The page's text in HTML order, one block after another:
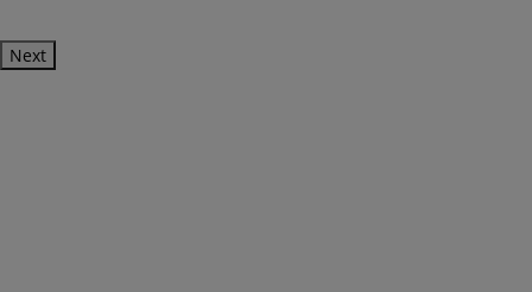
Next